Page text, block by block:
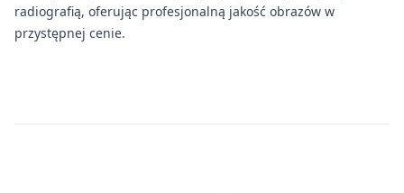
radiografią, oferując profesjonalną jakość obrazów w
przystępnej cenie.